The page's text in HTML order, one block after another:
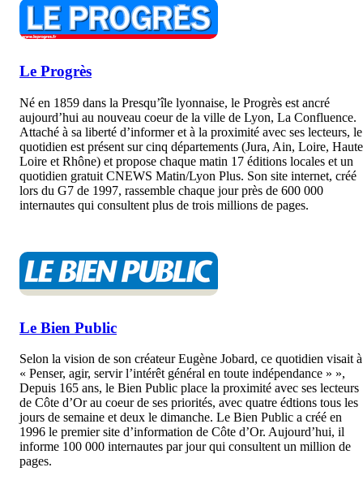
Le Progrès
Né en 1859 dans la Presqu’île lyonnaise, le Progrès est ancré
aujourd’hui au nouveau coeur de la ville de Lyon, La Confluence.
Attaché à sa liberté d’informer et à la proximité avec ses lecteurs, le
quotidien est présent sur cinq départements (Jura, Ain, Loire,
Loire et Rhône) et propose chaque matin 17 éditions locales et un
quotidien gratuit CNEWS Matin/Lyon Plus. Son site internet, créé
lors du G7 de 1997, rassemble chaque jour près de 600 000
internautes qui consultent plus de trois millions de pages.
Le Bien Public
Selon la vision de son créateur Eugène Jobard, ce quotidien visait à
« Penser, agir, servir l’intérêt général en toute indépendance » »,
Depuis 165 ans, le Bien Public place la proximité avec ses lecteurs
de Côte d’Or au coeur de ses priorités, avec quatre édtions tous les
jours de semaine et deux le dimanche. Le Bien Public a créé en
1996 le premier site d’information de Côte d’Or. Aujourd’hui, il
informe 100 000 internautes par jour qui consultent un million de
pages.